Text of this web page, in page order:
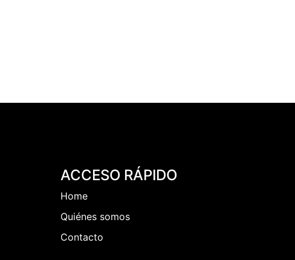
ACCESO RÁPIDO
Home
Quiénes somos
Contacto